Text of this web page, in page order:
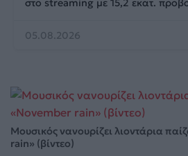
στο streaming με 15,2 εκατ.
05.08.2026
Μουσικός νανουρίζει λιοντάρια
rain» (βίντεο)